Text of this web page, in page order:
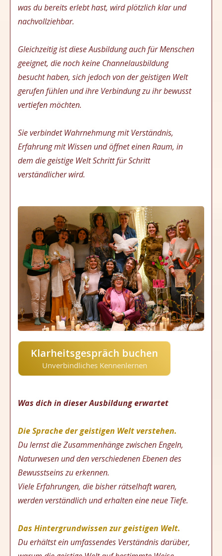
was du bereits erlebt hast, wird plötzlich klar und
nachvollziehbar.
Gleichzeitig ist diese Ausbildung auch für Menschen
geeignet, die noch keine Channelausbildung
besucht haben, sich jedoch von der geistigen Welt
gerufen fühlen und ihre Verbindung zu ihr bewusst
vertiefen möchten.
Sie verbindet Wahrnehmung mit Verständnis,
Erfahrung mit Wissen und öffnet einen Raum, in
dem die geistige Welt Schritt für Schritt
verständlicher wird.
Klarheitsgespräch buchen
Unverbindliches Kennenlernen
Was dich in dieser Ausbildung erwartet
Die Sprache der geistigen Welt verstehen.
Du lernst die Zusammenhänge zwischen Engeln,
Naturwesen und den verschiedenen Ebenen des
Bewusstseins zu erkennen.
Viele Erfahrungen, die bisher rätselhaft waren,
werden verständlich und erhalten eine neue Tiefe.
Das Hintergrundwissen zur geistigen Welt.
Du erhältst ein umfassendes Verständnis darüber,